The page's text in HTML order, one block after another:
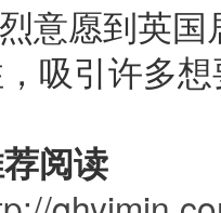
意愿到英
吸引许多
阅读